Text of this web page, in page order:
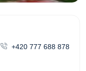
+420 777 688 878